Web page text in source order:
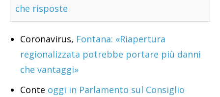
che risposte
Coronavirus, Fontana: «Riapertura
regionalizzata potrebbe portare più danni
che vantaggi»
Conte oggi in Parlamento sul Consiglio